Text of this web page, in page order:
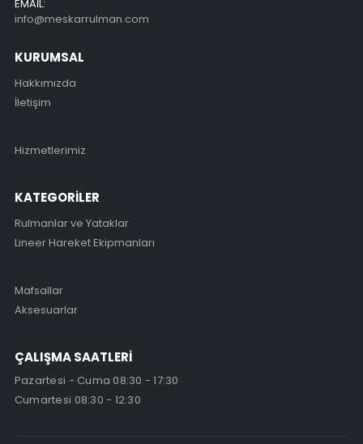
EMAIL:
info@meskarrulman.com
KURUMSAL
Hakkımızda
İletişim
Hizmetlerimiz
KATEGORİLER
Rulmanlar ve Yataklar
Lineer Hareket Ekipmanları
Mafsallar
Aksesuarlar
ÇALIŞMA SAATLERİ
Pazartesi - Cuma 08:30 - 17:30
Cumartesi 08:30 - 12:30